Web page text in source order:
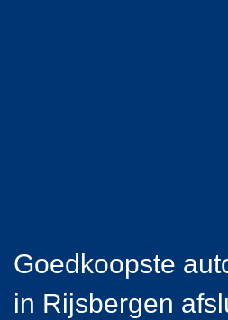
Goedkoopste
in Rijsbergen